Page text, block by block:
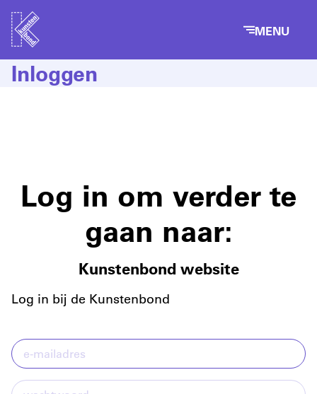
MENU
Inloggen
Log in om verder te
gaan naar:
Kunstenbond website
Log in bij de Kunstenbond